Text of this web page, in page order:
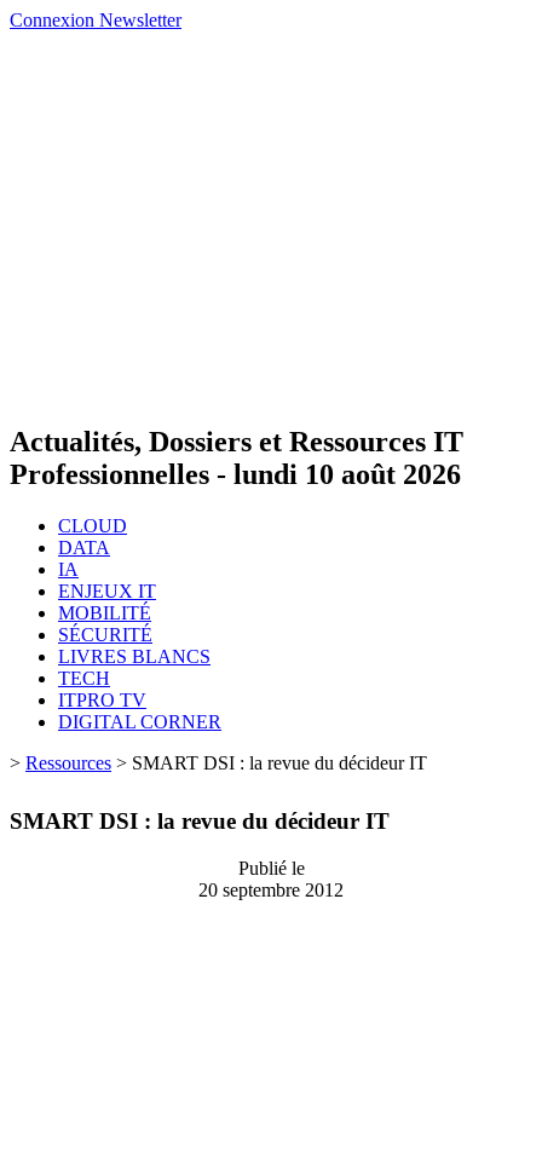
Connexion Newsletter
Actualités, Dossiers et Ressources IT
Professionnelles - lundi 10 août 2026
CLOUD
DATA
IA
ENJEUX IT
MOBILITÉ
SÉCURITÉ
LIVRES BLANCS
TECH
ITPRO TV
DIGITAL CORNER
> Ressources > SMART DSI : la revue du décideur IT
SMART DSI : la revue du décideur IT
Publié le
20 septembre 2012